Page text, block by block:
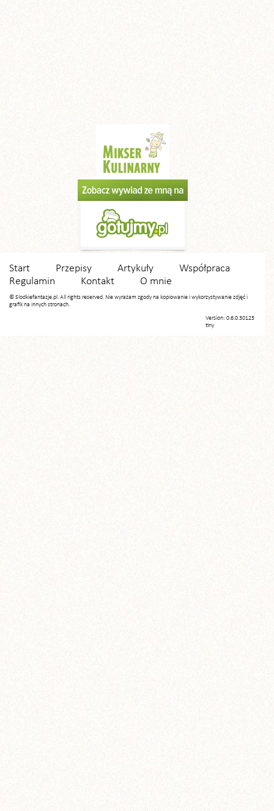
Start Przepisy Artykuły
Współpraca
Regulamin
Kontakt O mnie
© Slodkiefantazje.pl. All rights reserved. Nie wyrażam zgody na kopiowanie i wykorzystywanie zdjęć i
grafik na innych stronach.
Version: 0.6.0.30125
tiny